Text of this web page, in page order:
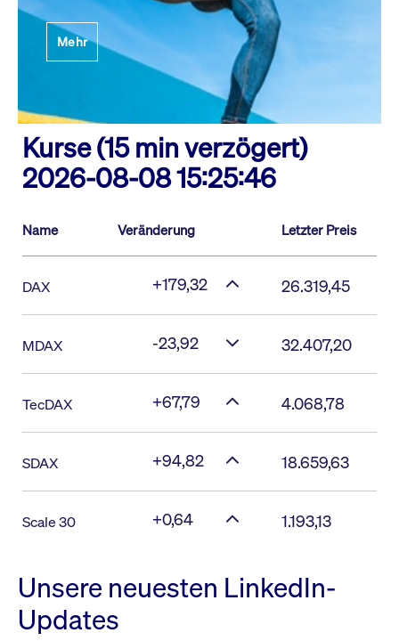
Mehr
Kurse (15 min verzögert)
2026-08-08 15:25:46
Name Veränderung Letzter Preis
DAX +179,32 26.319,45
MDAX -23,92 32.407,20
TecDAX +67,79 4.068,78
SDAX +94,82 18.659,63
Scale 30 +0,64 1.193,13
Unsere neuesten LinkedIn-
Updates